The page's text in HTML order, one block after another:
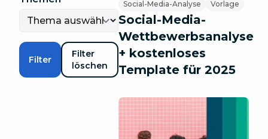
Filter
Filter
löschen
Social-Media-Analyse Vorlage
Social-Media-
Wettbewerbsanalyse
+ kostenloses
Template für 2025